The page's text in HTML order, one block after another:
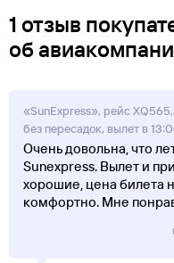
1 отзыв
об
«SunExpress», рейс XQ565,
без пересадок, вылет в
Очень довольна, что
Sunexpress. Вылет и
хорошие, цена билета
комфортно. Мне